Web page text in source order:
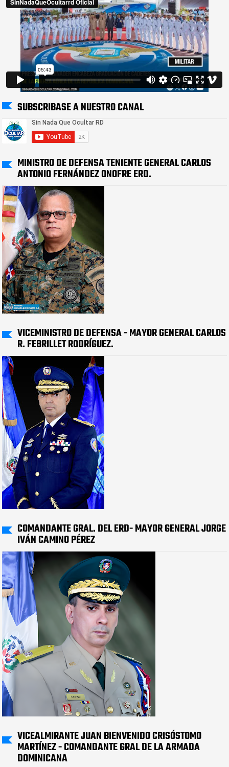
SUBSCRIBASE A NUESTRO CANAL
MINISTRO DE DEFENSA TENIENTE GENERAL CARLOS
ANTONIO FERNÁNDEZ ONOFRE ERD.
VICEMINISTRO DE DEFENSA - MAYOR GENERAL CARLOS
R. FEBRILLET RODRÍGUEZ.
COMANDANTE GRAL. DEL ERD- MAYOR GENERAL JORGE
IVÁN CAMINO PÉREZ
VICEALMIRANTE JUAN BIENVENIDO CRISÓSTOMO
MARTÍNEZ - COMANDANTE GRAL DE LA ARMADA
DOMINICANA